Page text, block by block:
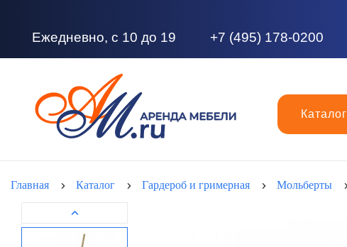
Ежедневно, с 10 до 19 +7 (495) 178-0200
Каталог
Главная Каталог Гардероб и гримерная Мольберты